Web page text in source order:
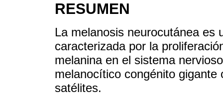
RESUMEN
La melanosis neurocutánea es
caracterizada por la
melanina en el sistema
melanocítico congénito
satélites.